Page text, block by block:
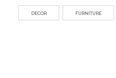
DECOR FURNITURE